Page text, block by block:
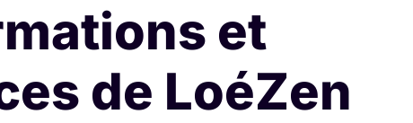
et
de LoéZen